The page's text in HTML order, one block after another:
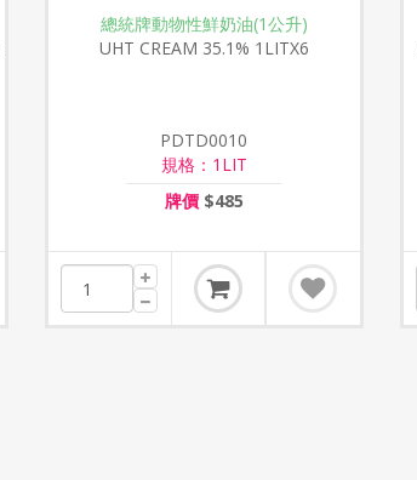
總統牌動物性鮮奶油(1公升)
UHT CREAM 35.1% 1LITX6
PDTD0010
規格：1LIT
牌價$485